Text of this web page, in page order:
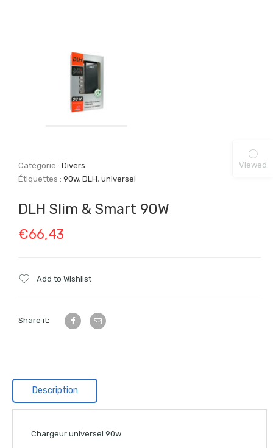
Catégorie :Divers
Étiquettes :90w,DLH,universel
DLH Slim & Smart 90W
€66,43
Add to Wishlist
Share it:
Description
Chargeur universel 90w
Viewed